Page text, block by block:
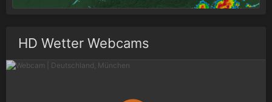
HD Wetter Webcams